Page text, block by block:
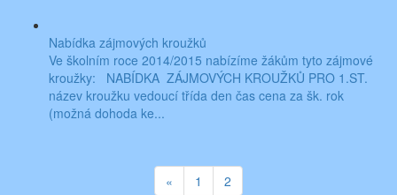
Nabídka zájmových kroužků
Ve školním roce 2014/2015 nabízíme žákům tyto zájmové
kroužky: NABÍDKA ZÁJMOVÝCH KROUŽKŮ PRO 1.ST.
název kroužku vedoucí třída den čas cena za šk. rok
(možná dohoda ke...
« 1 2